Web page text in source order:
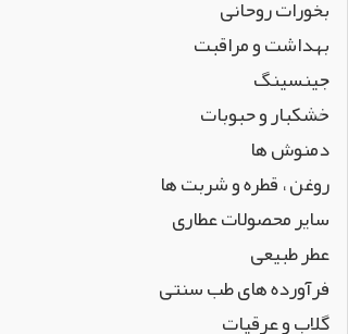
بخورات روحانی
بهداشت و مراقبت
جینسینگ
خشکبار و حبوبات
دمنوش ها
روغن ، قطره و شربت ها
سایر محصولات عطاری
عطر طبیعی
فرآورده های طب سنتی
گلاب و عرقیات